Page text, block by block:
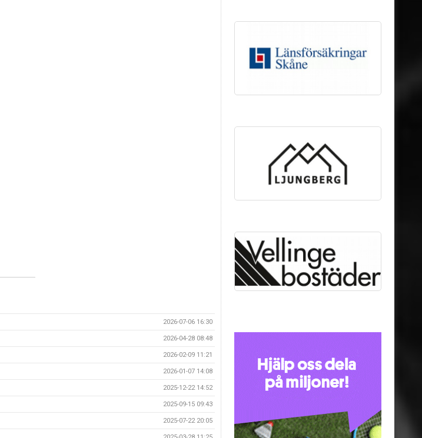
2026-07-06 16:30
2026-04-28 08:48
2026-02-09 11:21
2026-01-07 14:08
2025-12-22 14:52
2025-09-15 09:43
2025-07-22 20:05